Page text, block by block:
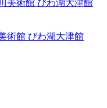
術館 びわ湖大津館